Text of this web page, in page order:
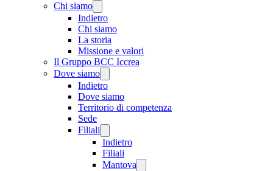
Chi siamo
Indietro
Chi siamo
La storia
Missione e valori
Il Gruppo BCC Iccrea
Dove siamo
Indietro
Dove siamo
Territorio di competenza
Sede
Filiali
Indietro
Filiali
Mantova